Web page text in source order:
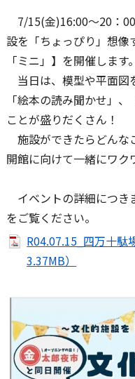
7/15(金)16:00～20：
設を「ちょっぴり」想
「ミニ」】を開催します。
当日は、模型や平面図
「絵本の読み聞かせ」
ことが盛りだくさん！
施設ができたらどんな
開館に向けて一緒にワク
イベントの詳細につき
をご覧ください。
R04.07.15_四万十駄
3.37MB）